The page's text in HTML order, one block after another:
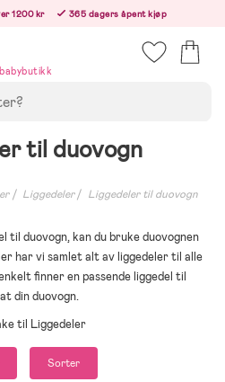
1200 kr
365 dagers åpent kjøp
til duovogn
Liggedeler Liggedeler til duovogn
til duovogn, kan du bruke duovognen
har vi samlet alt av liggedeler til alle
finner en passende liggedel til
din duovogn.
til Liggedeler
Sorter